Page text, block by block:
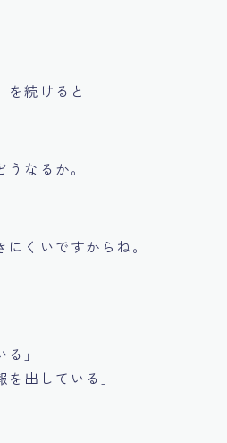
続けると
なるか。
くいですからね。
」
を出している」